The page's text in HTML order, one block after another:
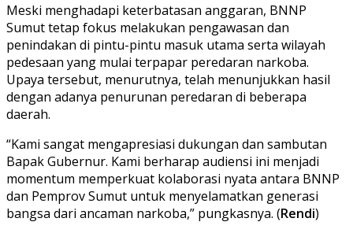
Meski menghadapi keterbatasan anggaran, BNNP
Sumut tetap fokus melakukan pengawasan dan
penindakan di pintu-pintu masuk utama serta wilayah
pedesaan yang mulai terpapar peredaran narkoba.
Upaya tersebut, menurutnya, telah menunjukkan hasil
dengan adanya penurunan peredaran di beberapa
daerah.
“Kami sangat mengapresiasi dukungan dan sambutan
Bapak Gubernur. Kami berharap audiensi ini menjadi
momentum memperkuat kolaborasi nyata antara BNNP
dan Pemprov Sumut untuk menyelamatkan generasi
bangsa dari ancaman narkoba,” pungkasnya. (Rendi)